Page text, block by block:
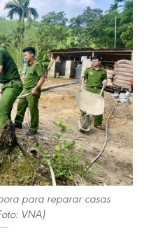
para reparar casas
VNA)